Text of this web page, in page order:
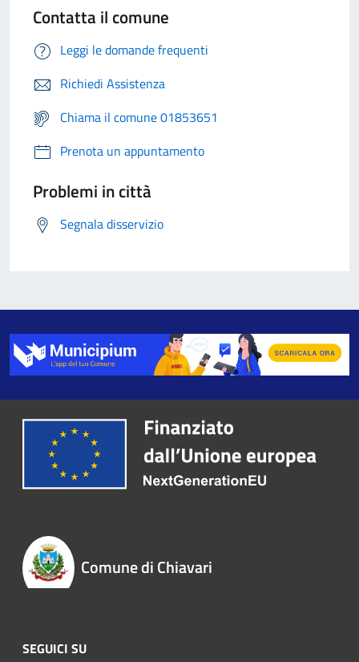
Contatta il comune
Leggi le domande frequenti
Richiedi Assistenza
Chiama il comune 01853651
Prenota un appuntamento
Problemi in città
Segnala disservizio
Comune di Chiavari
SEGUICI SU